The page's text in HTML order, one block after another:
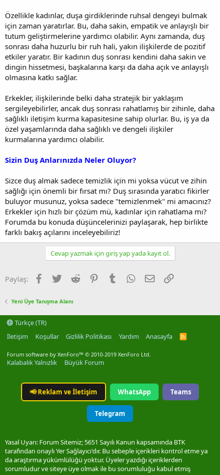
Özellikle kadınlar, duşa girdiklerinde ruhsal dengeyi bulmak
için zaman yaratırlar. Bu, daha sakin, empatik ve anlayışlı bir
tutum geliştirmelerine yardımcı olabilir. Aynı zamanda, duş
sonrası daha huzurlu bir ruh hali, yakın ilişkilerde de pozitif
etkiler yaratır. Bir kadının duş sonrası kendini daha sakin ve
dingin hissetmesi, başkalarına karşı da daha açık ve anlayışlı
olmasına katkı sağlar.
Erkekler, ilişkilerinde belki daha stratejik bir yaklaşım
sergileyebilirler, ancak duş sonrası rahatlamış bir zihinle, daha
sağlıklı iletişim kurma kapasitesine sahip olurlar. Bu, iş ya da
özel yaşamlarında daha sağlıklı ve dengeli ilişkiler
kurmalarına yardımcı olabilir.
Sizin Duş Anlarınızda Neler Oluyor?
Sizce duş almak sadece temizlik için mi yoksa vücut ve zihin
sağlığı için önemli bir fırsat mı? Duş sırasında yaratıcı fikirler
buluyor musunuz, yoksa sadece "temizlenmek" mi amacınız?
Erkekler için hızlı bir çözüm mü, kadınlar için rahatlama mı?
Forumda bu konuda düşüncelerinizi paylaşarak, hep birlikte
farklı bakış açılarını inceleyebiliriz!
Cevap yazmak için giriş yap yada kayıt ol.
Paylaş: Facebook
TwitterReddit PinterestTumblrWhatsApp
E-postaLink
Yeni Üye Tanışma Alanı
Türkçe (TR)
İletişim
Koşullar Gizlilik Politikası Yardım Anasayfa
R
Forum software by XenForo™ © 2010-2019 XenForo Ltd.
Kalabalık Yalnızlık Büyük Forum
📢Reklam ve İletişim WhatsApp Teams
Telegram
Yasal Uyarı: Forum Sitemiz; 5651 Sayılı Kanun kapsamında BTK
tarafından onaylı Yer Sağlayıcı'dır. Bu sebeple içerikleri kontrol etme ya
da araştırma yükümlülüğü yoktur. Üyeler yazdığı içeriklerden
sorumludur ve siteye üye olmak ile bu sorumluluğu kabul etmiş